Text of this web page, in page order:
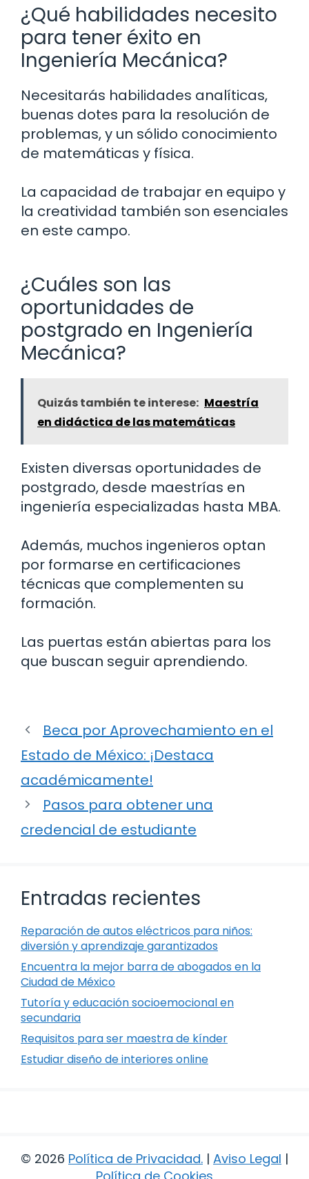
¿Qué habilidades necesito
para tener éxito en
Ingeniería Mecánica?
Necesitarás habilidades analíticas,
buenas dotes para la resolución de
problemas, y un sólido conocimiento
de matemáticas y física.
La capacidad de trabajar en equipo y
la creatividad también son esenciales
en este campo.
¿Cuáles son las
oportunidades de
postgrado en Ingeniería
Mecánica?
Quizás también te interese: Maestría
en didáctica de las matemáticas
Existen diversas oportunidades de
postgrado, desde maestrías en
ingeniería especializadas hasta MBA.
Además, muchos ingenieros optan
por formarse en certificaciones
técnicas que complementen su
formación.
Las puertas están abiertas para los
que buscan seguir aprendiendo.
Beca por Aprovechamiento en el
Estado de México: ¡Destaca
académicamente!
Pasos para obtener una
credencial de estudiante
Entradas recientes
Reparación de autos eléctricos para niños:
diversión y aprendizaje garantizados
Encuentra la mejor barra de abogados en la
Ciudad de México
Tutoría y educación socioemocional en
secundaria
Requisitos para ser maestra de kínder
Estudiar diseño de interiores online
© 2026 Política de Privacidad. | Aviso Legal |